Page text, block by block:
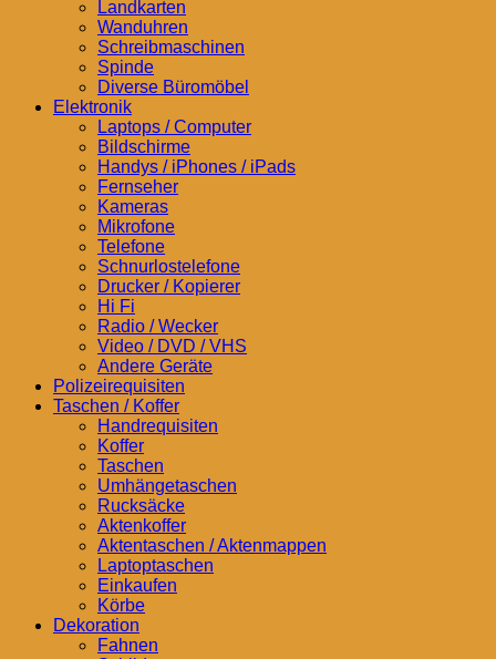
Landkarten
Wanduhren
Schreibmaschinen
Spinde
Diverse Büromöbel
Elektronik
Laptops / Computer
Bildschirme
Handys / iPhones / iPads
Fernseher
Kameras
Mikrofone
Telefone
Schnurlostelefone
Drucker / Kopierer
Hi Fi
Radio / Wecker
Video / DVD / VHS
Andere Geräte
Polizeirequisiten
Taschen / Koffer
Handrequisiten
Koffer
Taschen
Umhängetaschen
Rucksäcke
Aktenkoffer
Aktentaschen / Aktenmappen
Laptoptaschen
Einkaufen
Körbe
Dekoration
Fahnen